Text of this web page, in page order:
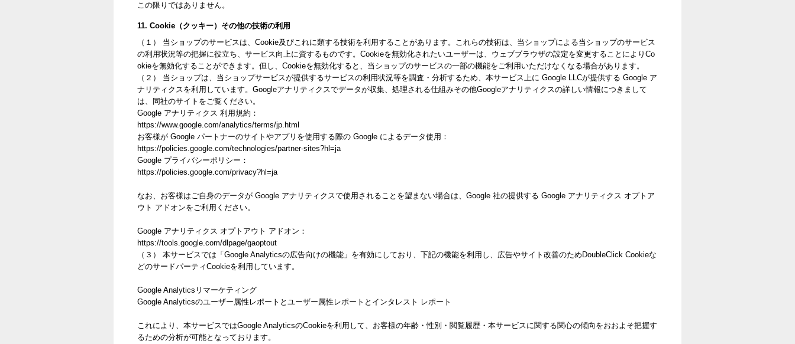
この限りではありません。
11. Cookie（クッキー）その他の技術の利用
（１） 当ショップのサービスは、Cookie及びこれに類する技術を利用することがあります。これらの技術は、当ショップによる当ショップのサービス
の利用状況等の把握に役立ち、サービス向上に資するものです。Cookieを無効化されたいユーザーは、ウェブブラウザの設定を変更することによりCo
okieを無効化することができます。但し、Cookieを無効化すると、当ショップのサービスの一部の機能をご利用いただけなくなる場合があります。
（２） 当ショップは、当ショップサービスが提供するサービスの利用状況等を調査・分析するため、本サービス上に Google LLCが提供する Google ア
ナリティクスを利用しています。Googleアナリティクスでデータが収集、処理される仕組みその他Googleアナリティクスの詳しい情報につきまして
は、同社のサイトをご覧ください。
Google アナリティクス 利用規約：
https://www.google.com/analytics/terms/jp.html
お客様が Google パートナーのサイトやアプリを使用する際の Google によるデータ使用：
https://policies.google.com/technologies/partner-sites?hl=ja
Google プライバシーポリシー：
https://policies.google.com/privacy?hl=ja
なお、お客様はご自身のデータが Google アナリティクスで使用されることを望まない場合は、Google 社の提供する Google アナリティクス オプトア
ウト アドオンをご利用ください。
Google アナリティクス オプトアウト アドオン：
https://tools.google.com/dlpage/gaoptout
（３） 本サービスでは「Google Analyticsの広告向けの機能」を有効にしており、下記の機能を利用し、広告やサイト改善のためDoubleClick Cookieな
どのサードパーティCookieを利用しています。
Google Analyticsリマーケティング
Google Analyticsのユーザー属性レポートとユーザー属性レポートとインタレスト レポート
これにより、本サービスではGoogle AnalyticsのCookieを利用して、お客様の年齢・性別・閲覧履歴・本サービスに関する関心の傾向をおおよそ把握す
るための分析が可能となっております。